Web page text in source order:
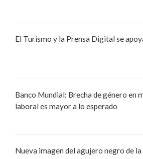
El Turismo y la Prensa Digital se
Banco Mundial: Brecha de género en
laboral es mayor a lo esperado
Nueva imagen del agujero negro de la